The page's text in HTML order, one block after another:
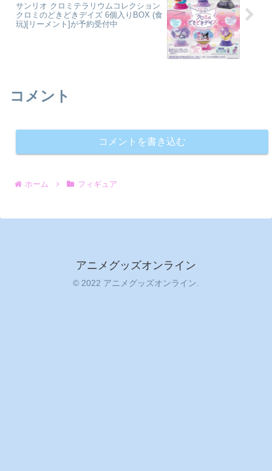
サンリオ クロミテラリウムコレクション
クロミのどきどきデイズ 6個入りBOX (食
玩)[リーメント]が予約受付中
コメント
コメントを書き込む
ホーム フィギュア
アニメグッズオンライン
© 2022 アニメグッズオンライン.